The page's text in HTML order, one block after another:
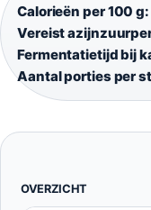
Calorieën per 100 g:
Vereist
Fermentatietijd bij
Aantal porties per
OVERZICHT